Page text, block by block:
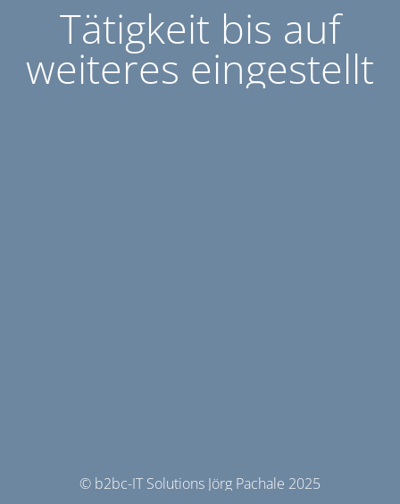
Tätigkeit bis auf
weiteres eingestellt
© b2bc-IT Solutions Jörg Pachale 2025